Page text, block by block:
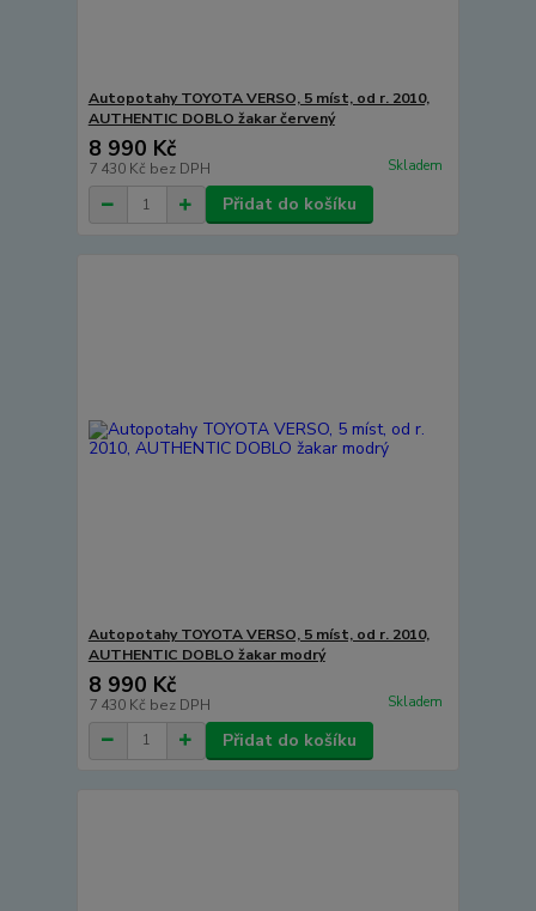
Autopotahy TOYOTA VERSO, 5 míst, od r. 2010,
AUTHENTIC DOBLO žakar červený
8 990 Kč
7 430 Kč bez DPH Skladem
Přidat do košíku
Autopotahy TOYOTA VERSO, 5 míst, od r. 2010,
AUTHENTIC DOBLO žakar modrý
8 990 Kč
7 430 Kč bez DPH Skladem
Přidat do košíku